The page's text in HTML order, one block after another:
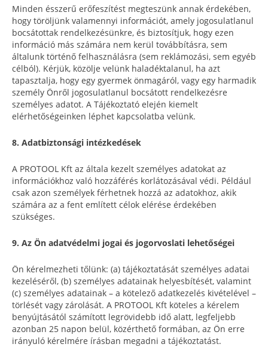
Minden ésszerű erőfeszítést megteszünk annak érdekében,
hogy töröljünk valamennyi információt, amely jogosulatlanul
bocsátottak rendelkezésünkre, és biztosítjuk, hogy ezen
információ más számára nem kerül továbbításra, sem
általunk történő felhasználásra (sem reklámozási, sem egyéb
célból). Kérjük, közölje velünk haladéktalanul, ha azt
tapasztalja, hogy egy gyermek önmagáról, vagy egy harmadik
személy Önről jogosulatlanul bocsátott rendelkezésre
személyes adatot. A Tájékoztató elején kiemelt
elérhetőségeinken léphet kapcsolatba velünk.
8. Adatbiztonsági intézkedések
A PROTOOL Kft az általa kezelt személyes adatokat az
információkhoz való hozzáférés korlátozásával védi. Például
csak azon személyek férhetnek hozzá az adatokhoz, akik
számára az a fent említett célok elérése érdekében
szükséges.
9. Az Ön adatvédelmi jogai és jogorvoslati lehetőségei
Ön kérelmezheti tőlünk: (a) tájékoztatását személyes adatai
kezeléséről, (b) személyes adatainak helyesbítését, valamint
(c) személyes adatainak – a kötelező adatkezelés kivételével –
törlését vagy zárolását. A PROTOOL Kft köteles a kérelem
benyújtásától számított legrövidebb idő alatt, legfeljebb
azonban 25 napon belül, közérthető formában, az Ön erre
irányuló kérelmére írásban megadni a tájékoztatást.